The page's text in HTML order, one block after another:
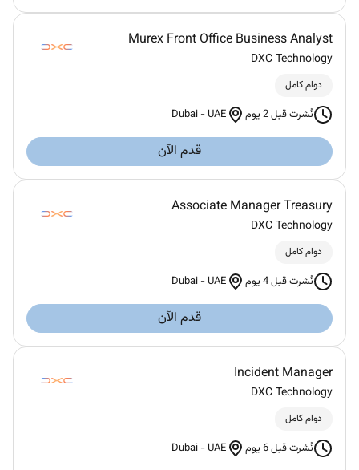
Murex Front Office Business Analyst
DXC Technology
دوام كامل
نُشرت قبل 2 يوم Dubai -UAE
قدم الآن
Associate Manager Treasury
DXC Technology
دوام كامل
نُشرت قبل 4 يوم Dubai -UAE
قدم الآن
Incident Manager
DXC Technology
دوام كامل
نُشرت قبل 6 يوم Dubai -UAE